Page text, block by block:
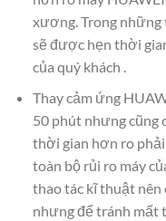
xương. Trong
sẽ được hẹn thời
của quý khách .
Thay cảm ứng
50 phút nhưng
thời gian hơn ro phải
toàn bộ rủi ro máy
thao tác kĩ thuật nên
nhưng để tránh mất